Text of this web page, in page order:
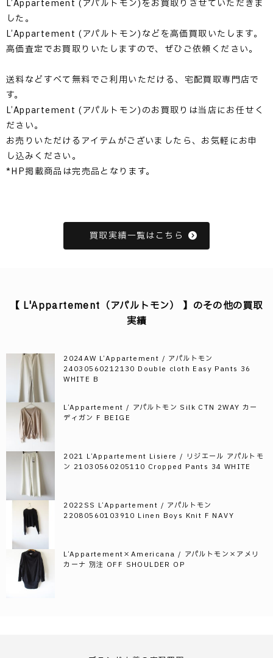
L’Appartement (アパルトモン)をお買取りさせていただきま
した。
L’Appartement (アパルトモン)などを高価買取いたします。
高価査定でお買取りいたしますので、ぜひご依頼ください。
送料などすべて無料でご利用いただける、宅配買取専門店で
す。
L’Appartement (アパルトモン)のお買取りは当店にお任せく
ださい。
お売りいただけるアイテムがございましたら、お気軽にお申
し込みください。
*HP掲載商品は完売品となります。
買取実績一覧はこちら
【 L'Appartement（アパルトモン） 】のその他の買取
実績
2024AW L’Appartement / アパルトモン
24030560212130 Double cloth Easy Pants 36
WHITE B
L’Appartement / アパルトモン Silk CTN 2WAY カー
ディガン F BEIGE
2021 L’Appartement Lisiere / リジエール アパルトモ
ン 21030560205110 Cropped Pants 34 WHITE
2022SS L’Appartement / アパルトモン
22080560103910 Linen Boys Knit F NAVY
L’Appartement×Americana / アパルトモン×アメリ
カーナ 別注 OFF SHOULDER OP